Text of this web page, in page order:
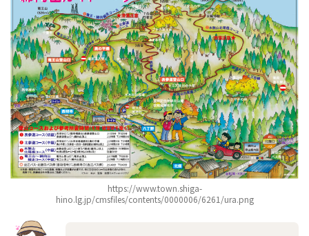
https://www.town.shiga-
hino.lg.jp/cmsfiles/contents/0000006/6261/ura.png